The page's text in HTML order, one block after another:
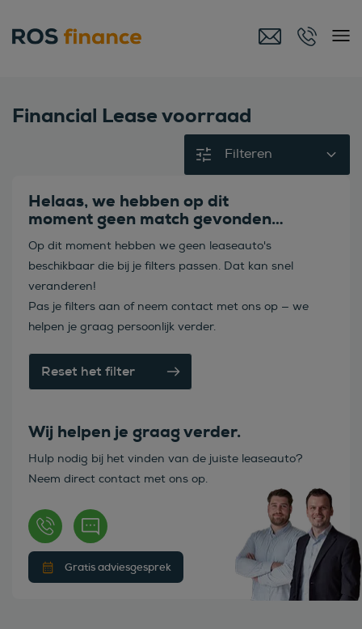
Financial Lease voorraad
Filteren
Helaas, we hebben op dit
moment geen match gevonden…
Op dit moment hebben we geen leaseauto's
beschikbaar die bij je filters passen. Dat kan snel
veranderen!
Pas je filters aan of neem contact met ons op — we
helpen je graag persoonlijk verder.
Reset het filter
Wij helpen je graag verder.
Hulp nodig bij het vinden van de juiste leaseauto?
Neem direct contact met ons op.
Gratis adviesgesprek